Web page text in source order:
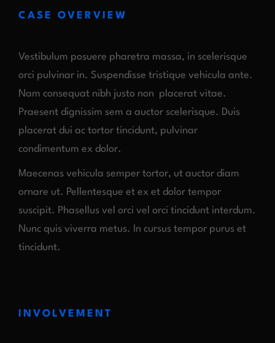
CASE OVERVIEW
Vestibulum posuere pharetra massa, in scelerisque
orci pulvinar in. Suspendisse tristique vehicula ante.
Nam consequat nibh justo non placerat vitae.
Praesent dignissim sem a auctor scelerisque. Duis
placerat dui ac tortor tincidunt, pulvinar
condimentum ex dolor.
Maecenas vehicula semper tortor, ut auctor diam
ornare ut. Pellentesque et ex et dolor tempor
suscipit. Phasellus vel orci vel orci tincidunt interdum.
Nunc quis viverra metus. In cursus tempor purus et
tincidunt.
INVOLVEMENT